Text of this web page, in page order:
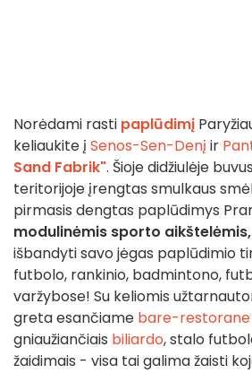
Norėdami rasti paplūdimį
keliaukite į Senos-Sen-Denį ir
Sand Fabrik". Šioje didžiulėje
teritorijoje įrengtas smulkaus
pirmasis dengtas paplūdimys
modulinėmis sporto aikštelėmis,
išbandyti savo jėgas paplūdimio
futbolo, rankinio, badmintono,
varžybose! Su keliomis
greta esančiame bare-restorane
gniaužiančiais biliardo, stalo
žaidimais - visa tai galima žaisti